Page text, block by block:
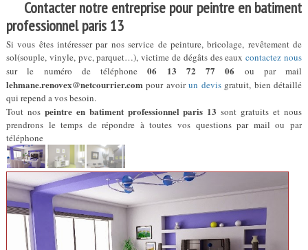
Contacter notre entreprise pour peintre en batiment
professionnel paris 13
Si vous êtes intéresser par nos service de peinture, bricolage, revêtement de
sol(souple, vinyle, pvc, parquet…), victime de dégâts des eauxcontactez nous
sur le numéro de téléphone06 13 72 77 06 ou par mail
lehmane.renovex@netcourrier.compour avoirun devis gratuit, bien détaillé
qui repend a vos besoin.
Tout nos peintre en batiment professionnel paris 13sont gratuits et nous
prendrons le temps de répondre à toutes vos questions par mail ou par
téléphone